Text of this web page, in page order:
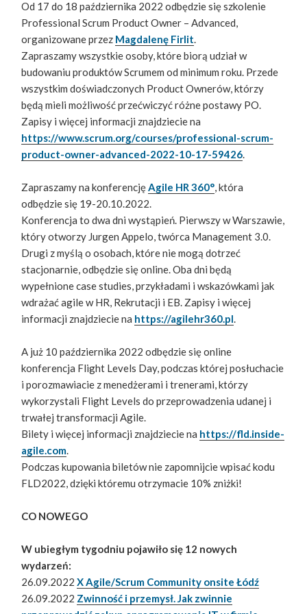
Od 17 do 18 października 2022 odbędzie się szkolenie
Professional Scrum Product Owner – Advanced,
organizowane przez Magdalenę Firlit.
Zapraszamy wszystkie osoby, które biorą udział w
budowaniu produktów Scrumem od minimum roku. Przede
wszystkim doświadczonych Product Ownerów, którzy
będą mieli możliwość przećwiczyć różne postawy PO.
Zapisy i więcej informacji znajdziecie na
https://www.scrum.org/courses/professional-scrum-
product-owner-advanced-2022-10-17-59426.
Zapraszamy na konferencjęAgile HR 360°, która
odbędzie się 19-20.10.2022.
Konferencja to dwa dni wystąpień. Pierwszy w Warszawie,
który otworzy Jurgen Appelo, twórca Management 3.0.
Drugi z myślą o osobach, które nie mogą dotrzeć
stacjonarnie, odbędzie się online. Oba dni będą
wypełnione case studies, przykładami i wskazówkami jak
wdrażać agile w HR, Rekrutacji i EB. Zapisy i więcej
informacji znajdziecie na https://agilehr360.pl.
A już 10 października 2022 odbędzie się online
konferencja Flight Levels Day, podczas której posłuchacie
i porozmawiacie z menedżerami i trenerami, którzy
wykorzystali Flight Levels do przeprowadzenia udanej i
trwałej transformacji Agile.
Bilety i więcej informacji znajdziecie na https://fld.inside-
agile.com.
Podczas kupowania biletów nie zapomnijcie wpisać kodu
FLD2022, dzięki któremu otrzymacie 10% zniżki!
CO NOWEGO
W ubiegłym tygodniu pojawiło się 12 nowych
wydarzeń:
26.09.2022X Agile/Scrum Community onsite Łódź
26.09.2022 Zwinność i przemysł. Jak zwinnie